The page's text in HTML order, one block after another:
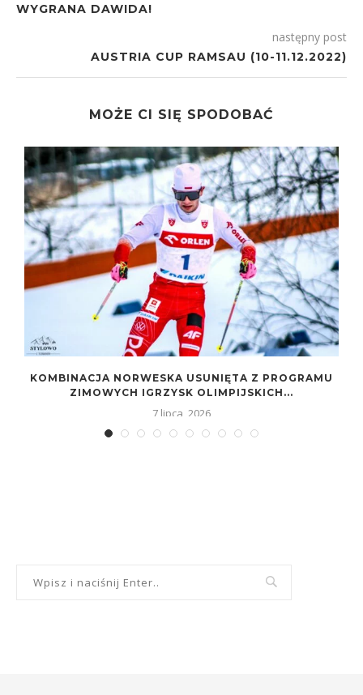
WYGRANA DAWIDA!
następny post
AUSTRIA CUP RAMSAU (10-11.12.2022)
MOŻE CI SIĘ SPODOBAĆ
KOMBINACJA NORWESKA USUNIĘTA Z PROGRAMU
ZIMOWYCH IGRZYSK OLIMPIJSKICH...
7 lipca, 2026